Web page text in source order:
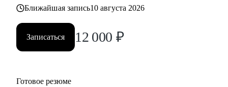
смены вектора.
• Правильно преподнести текущий опыт как в резюме, так
и в самопрезентации на интервью.
• Разобраться в рынке IT и его трендах.
Кому могу помочь:
Ближайшая запись10 августа 2026
Записаться 12 000 ₽
Готовое резюме